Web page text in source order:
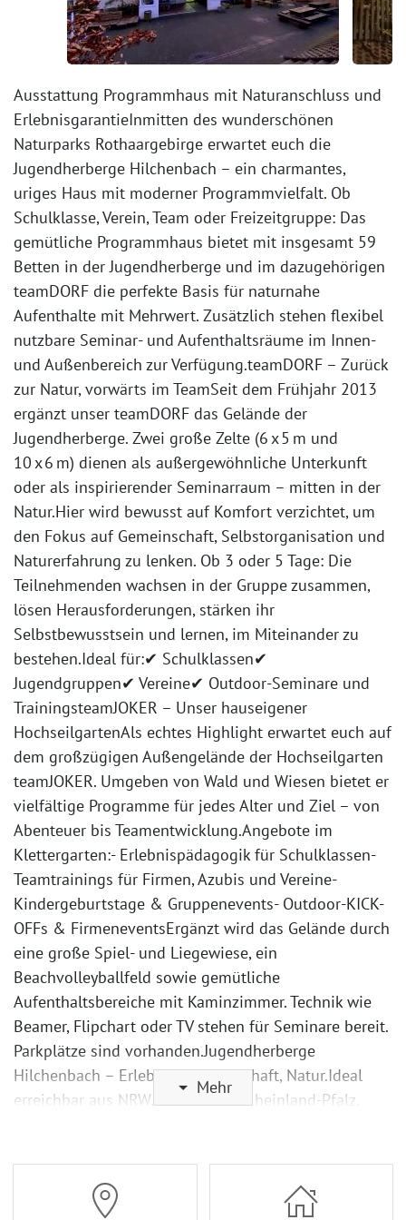
Ausstattung Programmhaus mit Naturanschluss und
ErlebnisgarantieInmitten des wunderschönen
Naturparks Rothaargebirge erwartet euch die
Jugendherberge Hilchenbach – ein charmantes,
uriges Haus mit moderner Programmvielfalt. Ob
Schulklasse, Verein, Team oder Freizeitgruppe: Das
gemütliche Programmhaus bietet mit insgesamt 59
Betten in der Jugendherberge und im dazugehörigen
teamDORF die perfekte Basis für naturnahe
Aufenthalte mit Mehrwert. Zusätzlich stehen flexibel
nutzbare Seminar- und Aufenthaltsräume im Innen-
und Außenbereich zur Verfügung.teamDORF – Zurück
zur Natur, vorwärts im TeamSeit dem Frühjahr 2013
ergänzt unser teamDORF das Gelände der
Jugendherberge. Zwei große Zelte (6 x 5 m und
10 x 6 m) dienen als außergewöhnliche Unterkunft
oder als inspirierender Seminarraum – mitten in der
Natur.Hier wird bewusst auf Komfort verzichtet, um
den Fokus auf Gemeinschaft, Selbstorganisation und
Naturerfahrung zu lenken. Ob 3 oder 5 Tage: Die
Teilnehmenden wachsen in der Gruppe zusammen,
lösen Herausforderungen, stärken ihr
Selbstbewusstsein und lernen, im Miteinander zu
bestehen.Ideal für:✔ Schulklassen✔
Jugendgruppen✔ Vereine✔ Outdoor-Seminare und
TrainingsteamJOKER – Unser hauseigener
HochseilgartenAls echtes Highlight erwartet euch auf
dem großzügigen Außengelände der Hochseilgarten
teamJOKER. Umgeben von Wald und Wiesen bietet er
vielfältige Programme für jedes Alter und Ziel – von
Abenteuer bis Teamentwicklung.Angebote im
Klettergarten:- Erlebnispädagogik für Schulklassen-
Teamtrainings für Firmen, Azubis und Vereine-
Kindergeburtstage & Gruppenevents- Outdoor-KICK-
OFFs & FirmeneventsErgänzt wird das Gelände durch
eine große Spiel- und Liegewiese, ein
Beachvolleyballfeld sowie gemütliche
Aufenthaltsbereiche mit Kaminzimmer. Technik wie
Beamer, Flipchart oder TV stehen für Seminare bereit.
Parkplätze sind vorhanden.Jugendherberge
Hilchenbach – Erlebnis, Gemeinschaft, Natur.Ideal
erreichbar aus NRW, Hessen und Rheinland-Pfalz.
Mehr
entspannen & gemeinsam erleben Rund um die
Jugendherberge Hilchenbach wird Freizeit
großgeschrieben! Ob sportlich, gemütlich oder